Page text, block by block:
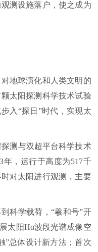
测设施落户，使之成为
地球演化和人类文明的
太阳探测科学技术试验
入“探日”时代，实现太
测与双超平台科学技术
年，运行于高度为517千
对太阳进行观测，主要
科学载荷，“羲和号”开
太阳Hα波段光谱成像空
”总体设计新方法；首次